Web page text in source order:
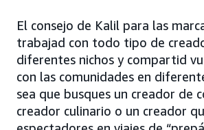
El consejo de Kalil para las
trabajad con todo tipo de
diferentes nichos y compartid
con las comunidades en
sea que busques un creador de
creador culinario o un creador